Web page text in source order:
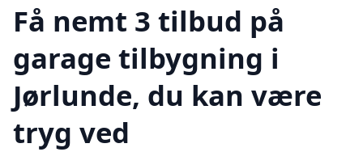
Få nemt 3 tilbud på
garage tilbygning i
Jørlunde, du kan være
tryg ved